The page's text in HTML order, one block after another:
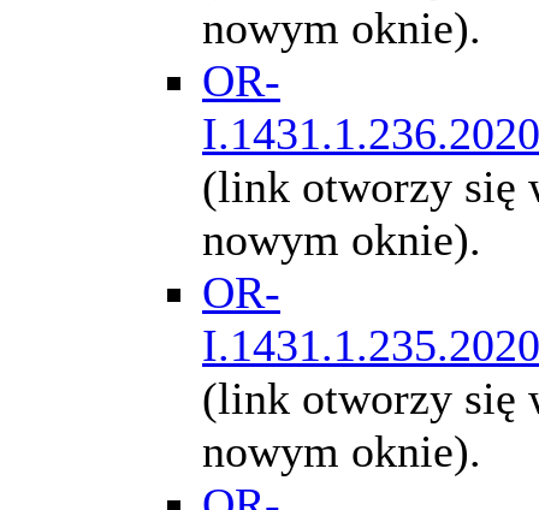
nowym oknie).
OR-
I.1431.1.236.2020
(link otworzy się
nowym oknie).
OR-
I.1431.1.235.2020
(link otworzy się
nowym oknie).